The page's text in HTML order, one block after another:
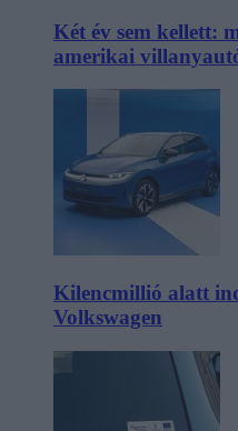
Két év sem kellett:
amerikai
Kilencmillió alatt
Volkswagen